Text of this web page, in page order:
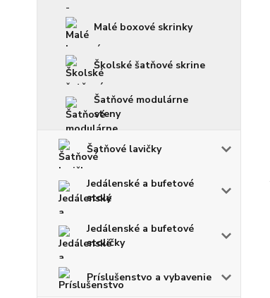
Malé boxové skrinky
Školské šatňové skrine
Šatňové modulárne
steny
Šatňové lavičky
Jedálenské a bufetové
stoly
Jedálenské a bufetové
stoličky
Príslušenstvo a vybavenie